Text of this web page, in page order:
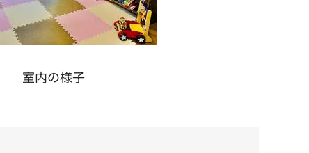
室内の様子